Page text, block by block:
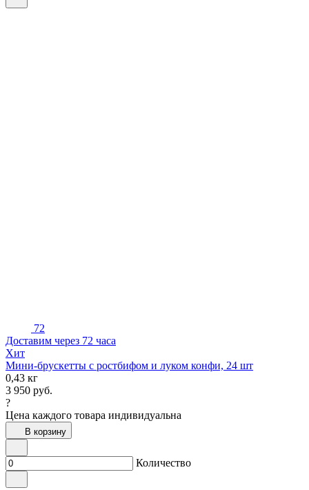
72
Доставим через 72 часа
Хит
Мини-брускетты с ростбифом и луком конфи, 24 шт
0,43 кг
3 950 руб.
?
Цена каждого товара индивидуальна
В корзину
Количество